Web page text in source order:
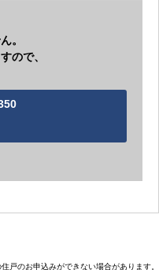
。
ので、
戸のお申込みができない場合があります。